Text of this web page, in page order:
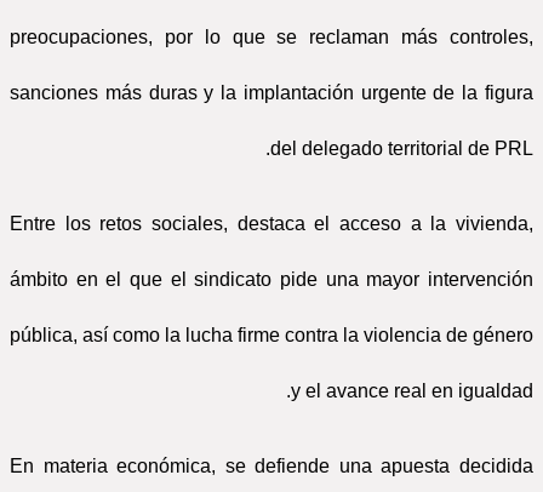
preocupaciones, por lo que se reclaman más controles,
sanciones más duras y la implantación urgente de la figura
del delegado territorial de PRL.
Entre los retos sociales, destaca el acceso a la vivienda,
ámbito en el que el sindicato pide una mayor intervención
pública, así como la lucha firme contra la violencia de género
y el avance real en igualdad.
En materia económica, se defiende una apuesta decidida